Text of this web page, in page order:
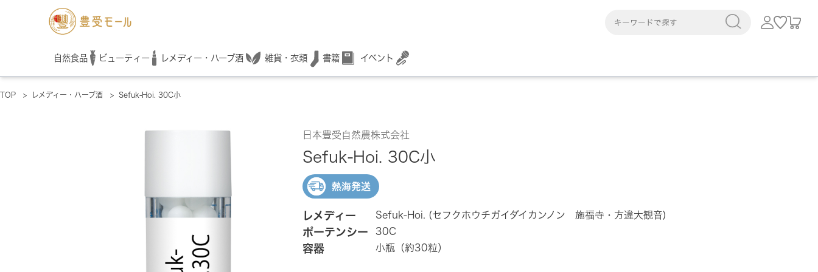
自然食品 ビューティー レメディー・ハーブ酒 雑貨・衣類 書籍 イベント
TOP > レメディー・ハーブ酒 > Sefuk-Hoi. 30C小
日本豊受自然農株式会社
Sefuk-Hoi. 30C小
熱海発送
レメディー Sefuk-Hoi. (セフクホウチガイダイカンノン 施福寺・方違大観音)
ポーテンシー 30C
容器 小瓶（約30粒）